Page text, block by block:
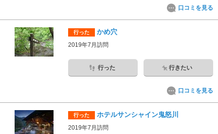
口コミを見る
行った かめ穴
2019年7月訪問
行った 行きたい
口コミを見る
行った ホテルサンシャイン鬼怒川
2019年7月訪問